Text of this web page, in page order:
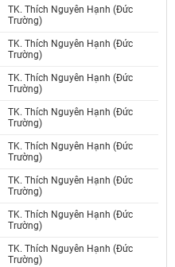
TK. Thích Nguyên Hạnh (Đức
Trường)
TK. Thích Nguyên Hạnh (Đức
Trường)
TK. Thích Nguyên Hạnh (Đức
Trường)
TK. Thích Nguyên Hạnh (Đức
Trường)
TK. Thích Nguyên Hạnh (Đức
Trường)
TK. Thích Nguyên Hạnh (Đức
Trường)
TK. Thích Nguyên Hạnh (Đức
Trường)
TK. Thích Nguyên Hạnh (Đức
Trường)